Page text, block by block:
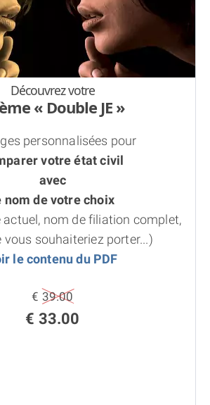
Découvrez votre
« Double JE »
personnalisées pour
votre état civil
avec
nom de votre choix
actuel, nom de filiation complet,
vous souhaiteriez porter...)
le contenu du PDF
€ 39.00
€ 33.00